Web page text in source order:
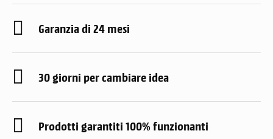
Garanzia di 24 mesi
30 giorni per cambiare idea
Prodotti garantiti 100% funzionanti